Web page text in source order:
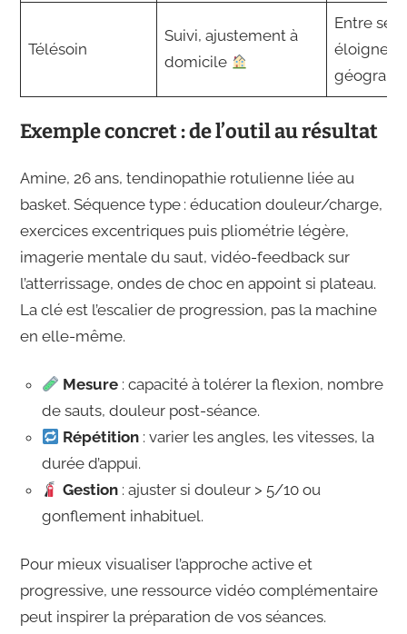
Télésoin
Suivi, ajustement à
domicile
Entre
Exemple concret : de l’outil au résultat
Amine, 26 ans, tendinopathie rotulienne liée au
basket. Séquence type : éducation douleur/charge,
exercices excentriques puis pliométrie légère,
imagerie mentale du saut, vidéo-feedback sur
l’atterrissage, ondes de choc en appoint si plateau.
La clé est l’escalier de progression, pas la machine
en elle-même.
Mesure: capacité à tolérer la flexion, nombre
de sauts, douleur post-séance.
Répétition: varier les angles, les vitesses, la
durée d’appui.
Gestion: ajuster si douleur > 5/10 ou
gonflement inhabituel.
Pour mieux visualiser l’approche active et
progressive, une ressource vidéo complémentaire
peut inspirer la préparation de vos séances.